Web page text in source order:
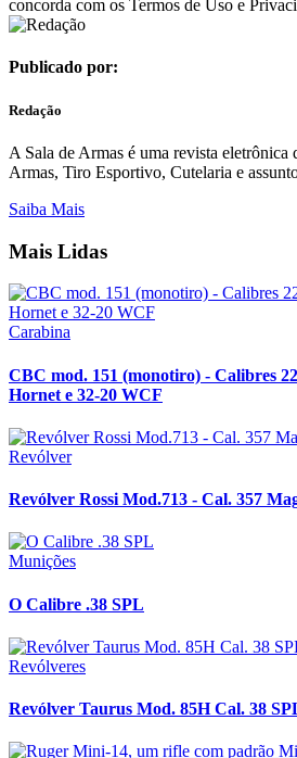
concorda com os Termos de Uso e
Publicado por:
Redação
A Sala de Armas é uma revista
Armas, Tiro Esportivo, Cutelaria e
Saiba Mais
Mais Lidas
Carabina
CBC mod. 151 (monotiro) - Calibres
Hornet e 32-20 WCF
Revólver
Revólver Rossi Mod.713 - Cal. 357
Munições
O Calibre .38 SPL
Revólveres
Revólver Taurus Mod. 85H Cal. 38